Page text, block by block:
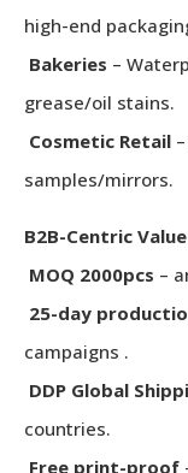
high-end
Bakeries –
grease/oil stains.
Cosmetic Retail
samples/mirrors.
B2B-Centric Value
MOQ 2000pcs –
25-day
campaigns .
DDP Global
countries.
Free print-proof